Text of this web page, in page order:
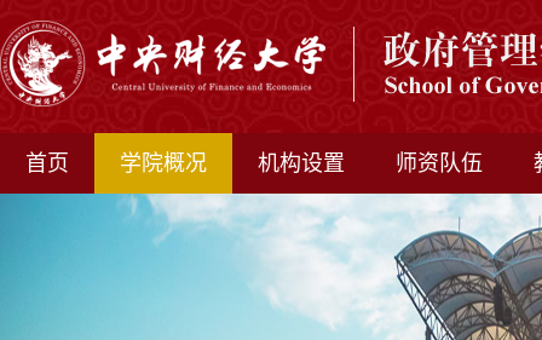
首页 学院概况 机构设置 师资队伍